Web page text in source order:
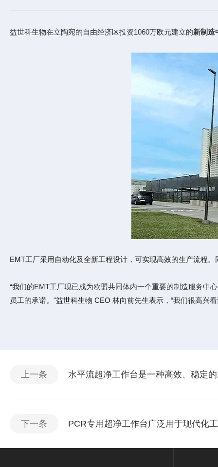
益世科生物在立陶宛的自由经济区投资1060万欧元建立的新制造
EMT工厂采用自动化及全新工程设计，可实现高效的生产流程
“我们的EMT工厂现已成为欧盟共同体内一个重要的制造服务中
员工的承诺。"益世科生物 CEO 林向前先生表示， “我们很高兴
上一条 水平流超净工作台是一种高效、稳定
下一条 PCR专用超净工作台广泛用于现代化